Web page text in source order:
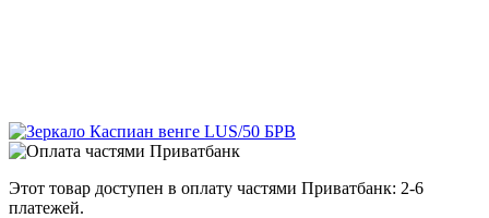
Этот товар доступен в оплату частями Приватбанк: 2-6
платежей.